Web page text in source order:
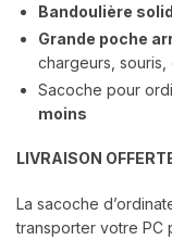
Bandoulière
Grande poche
chargeurs, souris,
Sacoche pour
moins
LIVRAISON
La sacoche
transporter votre PC